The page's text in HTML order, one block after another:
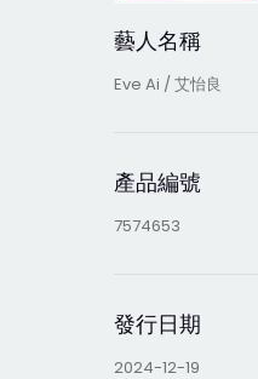
藝人名稱
Eve Ai / 艾怡良
產品編號
7574653
發行日期
2024-12-19